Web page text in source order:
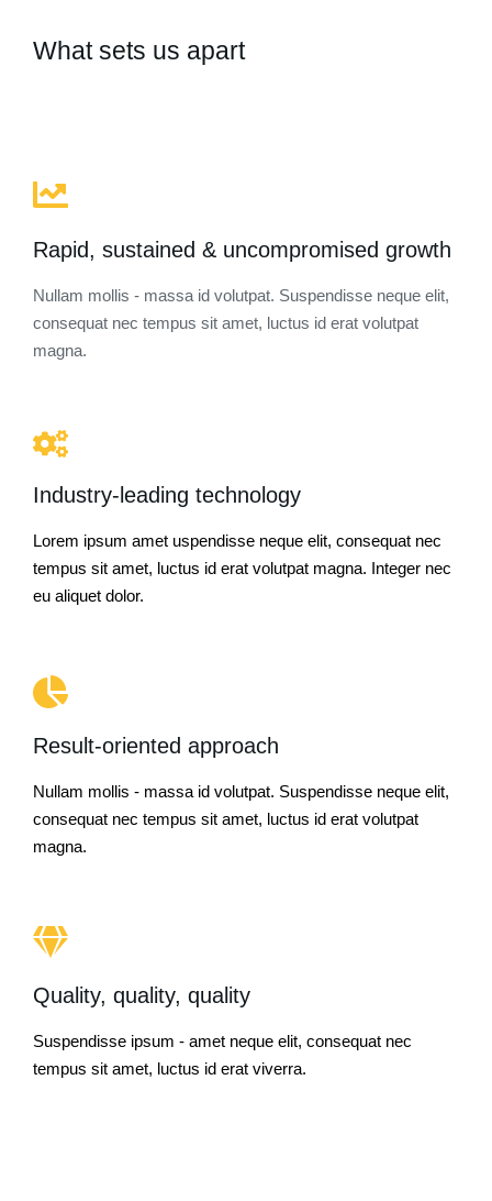
What sets us apart
Rapid, sustained & uncompromised growth
Nullam mollis - massa id volutpat. Suspendisse neque elit,
consequat nec tempus sit amet, luctus id erat volutpat
magna.
Industry-leading technology
Lorem ipsum amet uspendisse neque elit, consequat nec
tempus sit amet, luctus id erat volutpat magna. Integer nec
eu aliquet dolor.
Result-oriented approach
Nullam mollis - massa id volutpat. Suspendisse neque elit,
consequat nec tempus sit amet, luctus id erat volutpat
magna.
Quality, quality, quality
Suspendisse ipsum - amet neque elit, consequat nec
tempus sit amet, luctus id erat viverra.